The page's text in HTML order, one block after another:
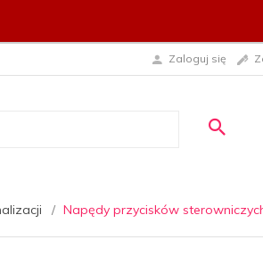
Zaloguj się
Napędy przycisków